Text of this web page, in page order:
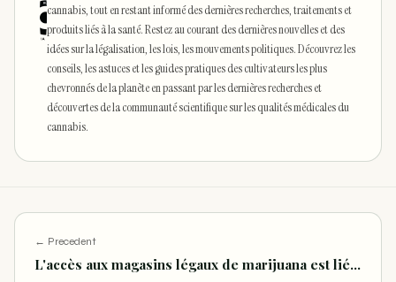
cannabis, tout en restant informé des dernières recherches, traitements et
produits liés à la santé. Restez au courant des dernières nouvelles et des
idées sur la légalisation, les lois, les mouvements politiques. Découvrez les
conseils, les astuces et les guides pratiques des cultivateurs les plus
chevronnés de la planète en passant par les dernières recherches et
découvertes de la communauté scientifique sur les qualités médicales du
cannabis.
← Precedent
L'accès aux magasins légaux de marijuana est lié…